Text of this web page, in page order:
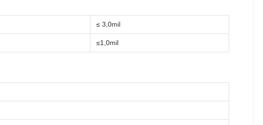
≤ 3,0mil
≤1,0mil